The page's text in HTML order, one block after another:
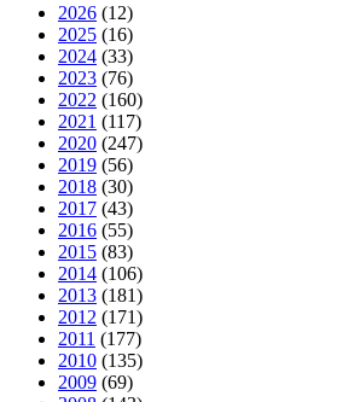
2026 (12)
2025 (16)
2024 (33)
2023 (76)
2022 (160)
2021 (117)
2020 (247)
2019 (56)
2018 (30)
2017 (43)
2016 (55)
2015 (83)
2014 (106)
2013 (181)
2012 (171)
2011 (177)
2010 (135)
2009 (69)